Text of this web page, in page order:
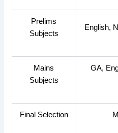
Prelims
Subjects
English,
Mains
Subjects
GA,
Final Selection